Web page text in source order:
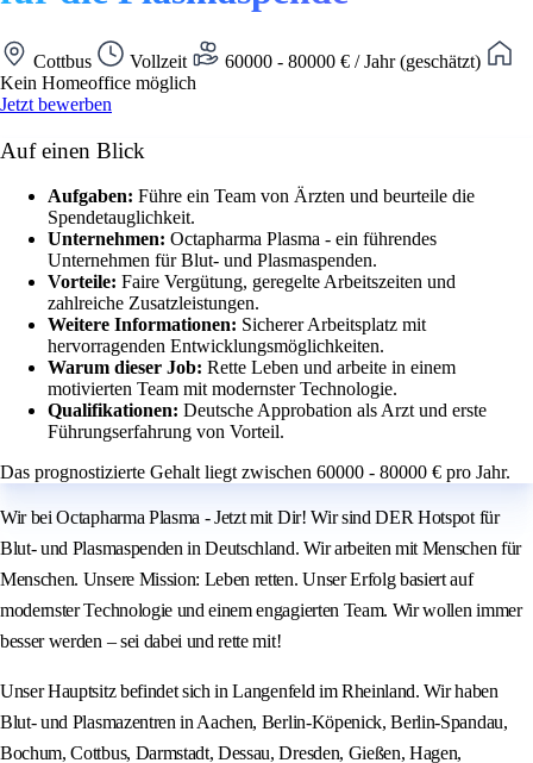
Cottbus Vollzeit
60000 - 80000 € / Jahr (geschätzt)
Kein Homeoffice möglich
Jetzt bewerben
Auf einen Blick
Aufgaben: Führe ein Team von Ärzten und beurteile die
Spendetauglichkeit.
Unternehmen: Octapharma Plasma - ein führendes
Unternehmen für Blut- und Plasmaspenden.
Vorteile: Faire Vergütung, geregelte Arbeitszeiten und
zahlreiche Zusatzleistungen.
Weitere Informationen: Sicherer Arbeitsplatz mit
hervorragenden Entwicklungsmöglichkeiten.
Warum dieser Job: Rette Leben und arbeite in einem
motivierten Team mit modernster Technologie.
Qualifikationen: Deutsche Approbation als Arzt und erste
Führungserfahrung von Vorteil.
Das prognostizierte Gehalt liegt zwischen 60000 - 80000 € pro Jahr.
Wir bei Octapharma Plasma - Jetzt mit Dir! Wir sind DER Hotspot für
Blut- und Plasmaspenden in Deutschland. Wir arbeiten mit Menschen für
Menschen. Unsere Mission: Leben retten. Unser Erfolg basiert auf
modernster Technologie und einem engagierten Team. Wir wollen immer
besser werden – sei dabei und rette mit!
Unser Hauptsitz befindet sich in Langenfeld im Rheinland. Wir haben
Blut- und Plasmazentren in Aachen, Berlin-Köpenick, Berlin-Spandau,
Bochum, Cottbus, Darmstadt, Dessau, Dresden, Gießen, Hagen,